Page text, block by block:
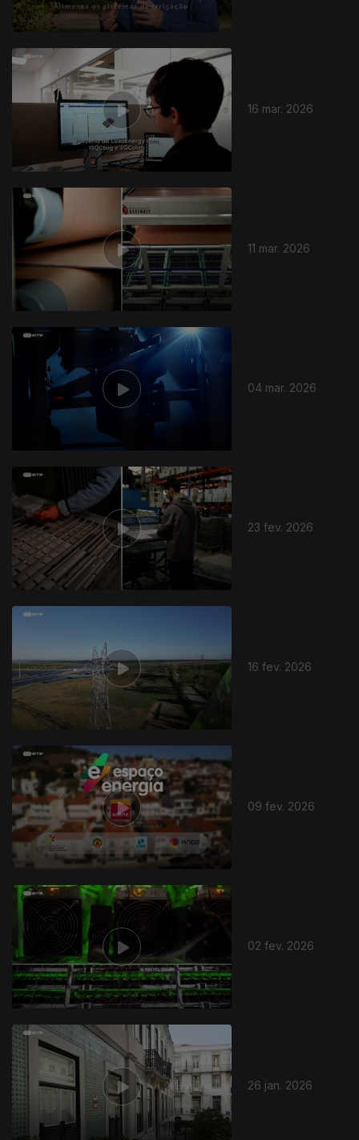
16 mar. 2026
11 mar. 2026
04 mar. 2026
912831
23 fev. 2026
16 fev. 2026
09 fev. 2026
02 fev. 2026
26 jan. 2026